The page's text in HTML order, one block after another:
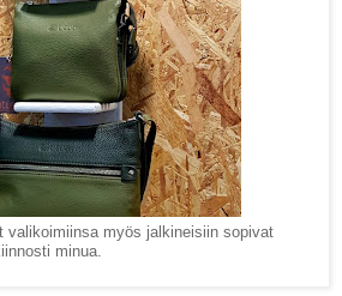
valikoimiinsa myös jalkineisiin sopivat
minua.